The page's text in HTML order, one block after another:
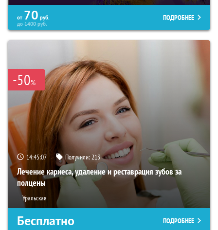
от 70 руб.
до1400руб.
ПОДРОБНЕЕ
-50%
14:45:06 Получили:213
Лечение кариеса, удаление и реставрация зубов за
полцены
Уральская
Бесплатно ПОДРОБНЕЕ